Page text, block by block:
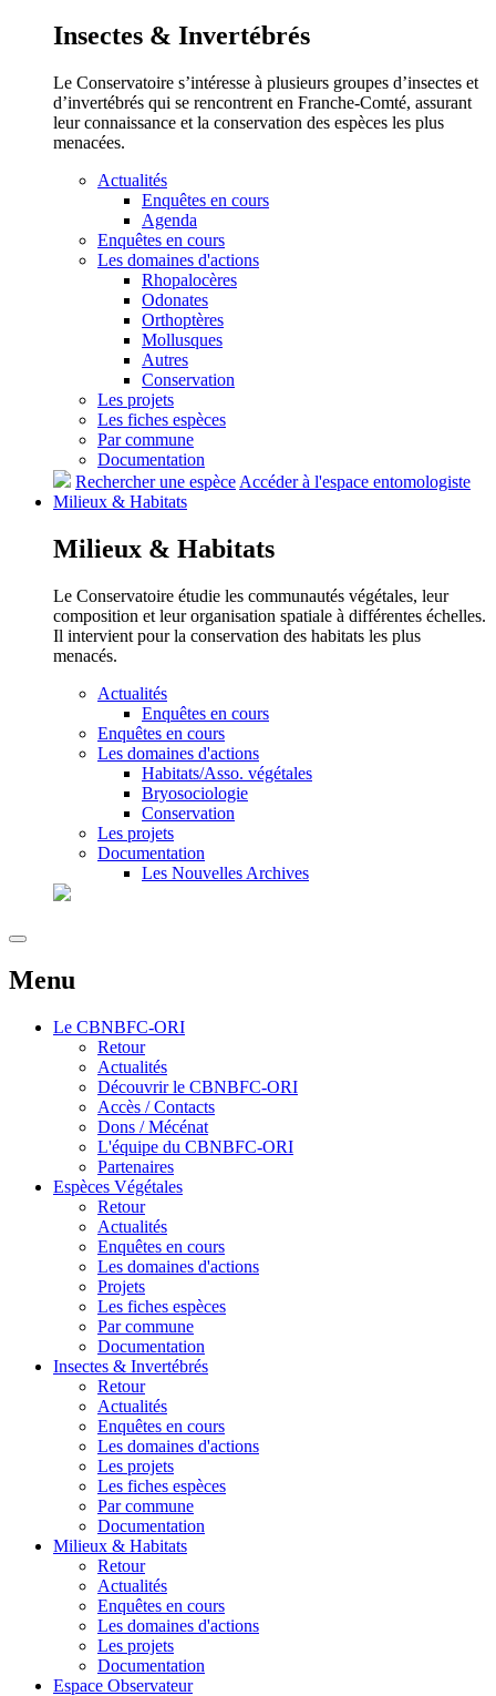
Insectes & Invertébrés
Le Conservatoire s’intéresse à plusieurs groupes d’insectes et
d’invertébrés qui se rencontrent en Franche-Comté, assurant
leur connaissance et la conservation des espèces les plus
menacées.
Actualités
Enquêtes en cours
Agenda
Enquêtes en cours
Les domaines d'actions
Rhopalocères
Odonates
Orthoptères
Mollusques
Autres
Conservation
Les projets
Les fiches espèces
Par commune
Documentation
Rechercher une espèce Accéder à l'espace entomologiste
Milieux & Habitats
Milieux & Habitats
Le Conservatoire étudie les communautés végétales, leur
composition et leur organisation spatiale à différentes échelles.
Il intervient pour la conservation des habitats les plus
menacés.
Actualités
Enquêtes en cours
Enquêtes en cours
Les domaines d'actions
Habitats/Asso. végétales
Bryosociologie
Conservation
Les projets
Documentation
Les Nouvelles Archives
Menu
Le CBNBFC-ORI
Retour
Actualités
Découvrir le CBNBFC-ORI
Accès / Contacts
Dons / Mécénat
L'équipe du CBNBFC-ORI
Partenaires
Espèces Végétales
Retour
Actualités
Enquêtes en cours
Les domaines d'actions
Projets
Les fiches espèces
Par commune
Documentation
Insectes & Invertébrés
Retour
Actualités
Enquêtes en cours
Les domaines d'actions
Les projets
Les fiches espèces
Par commune
Documentation
Milieux & Habitats
Retour
Actualités
Enquêtes en cours
Les domaines d'actions
Les projets
Documentation
Espace Observateur